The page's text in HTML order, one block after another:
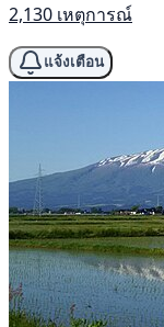
2,130 เหตุการณ์
แจ้งเตือน